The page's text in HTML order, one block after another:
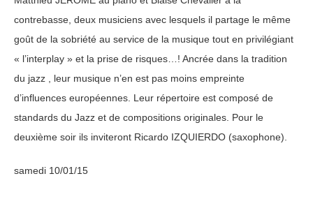
contrebasse, deux musiciens avec lesquels il partage le même
goût de la sobriété au service de la musique tout en privilégiant
« l’interplay » et la prise de risques…! Ancrée dans la tradition
du jazz , leur musique n’en est pas moins empreinte
d’influences européennes. Leur répertoire est composé de
standards du Jazz et de compositions originales. Pour le
deuxième soir ils inviteront Ricardo IZQUIERDO (saxophone).
samedi 10/01/15